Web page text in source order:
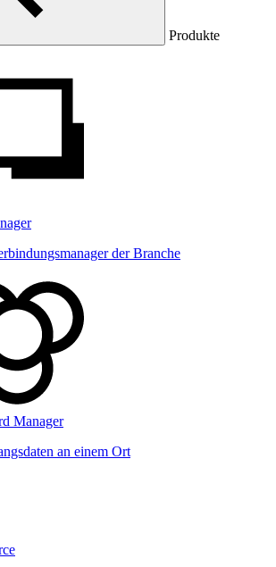
Produkte
der Branche
Manager
an einem Ort